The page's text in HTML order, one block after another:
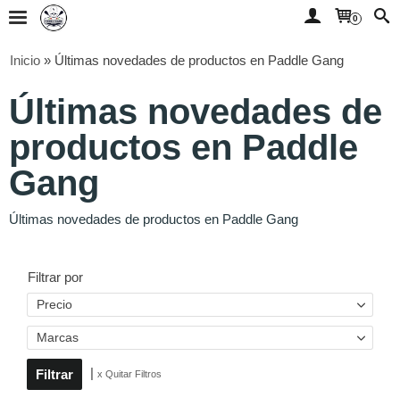
0
Inicio » Últimas novedades de productos en Paddle Gang
Últimas novedades de
productos en Paddle
Gang
Últimas novedades de productos en Paddle Gang
Filtrar por
Precio
Marcas
x Quitar Filtros